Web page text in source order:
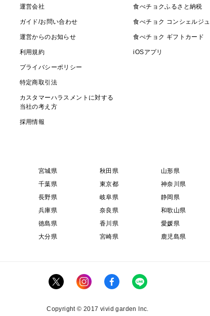
運営会社
ガイド/お問い合わせ
運営からのお知らせ
利用規約
プライバシーポリシー
特定商取引法
カスタマーハラスメントに対する
当社の考え方
採用情報
食べチョクふるさと納税
食べチョク コンシェルジュ
食べチョク ギフトカード
iOSアプリ
宮城県 秋田県 山形県
千葉県 東京都 神奈川県
長野県 岐阜県 静岡県
兵庫県 奈良県 和歌山県
徳島県 香川県 愛媛県
大分県 宮崎県 鹿児島県
Copyright © 2017 vivid garden Inc.